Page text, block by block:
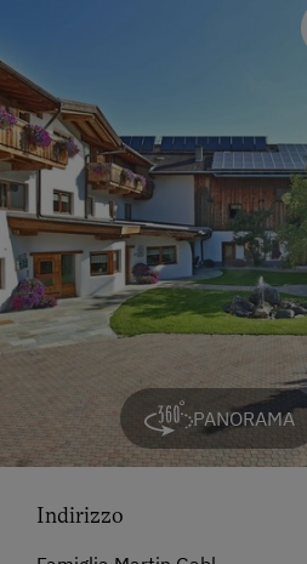
PANORAMA
Indirizzo